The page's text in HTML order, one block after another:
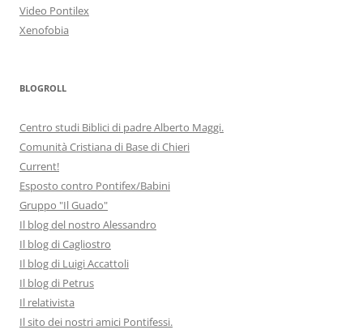
Video Pontilex
Xenofobia
BLOGROLL
Centro studi Biblici di padre Alberto Maggi.
Comunità Cristiana di Base di Chieri
Current!
Esposto contro Pontifex/Babini
Gruppo "Il Guado"
Il blog del nostro Alessandro
Il blog di Cagliostro
Il blog di Luigi Accattoli
Il blog di Petrus
Il relativista
Il sito dei nostri amici Pontifessi.